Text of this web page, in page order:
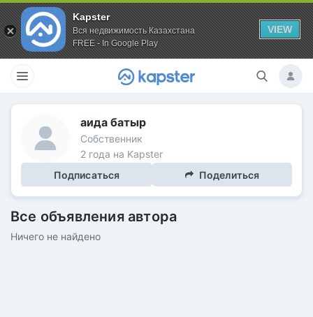
Kapster
Вся недвижимость Казахстана
FREE - In Google Play
VIEW
аида батыр
Собственник
2 года на Kapster
Подписаться
Поделиться
Все объявления автора
Ничего не найдено